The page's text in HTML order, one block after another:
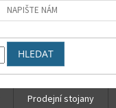
NAPIŠTE NÁM
HLEDAT
Prodejní stojany